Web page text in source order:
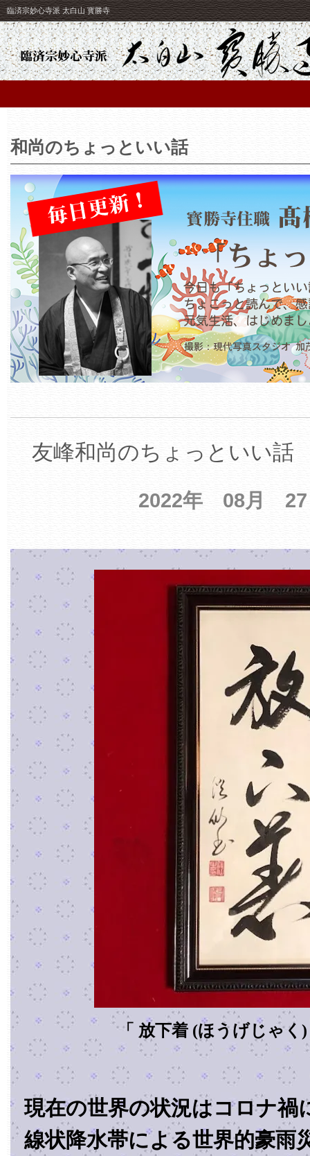
臨済宗妙心寺派 太白山 寳勝寺
和尚のちょっといい話
友峰和尚のちょっといい話
2022年 08月
「 放下着 (ほうげじゃ
現在の世界の状況はコロナ禍
線状降水帯による世界的豪雨